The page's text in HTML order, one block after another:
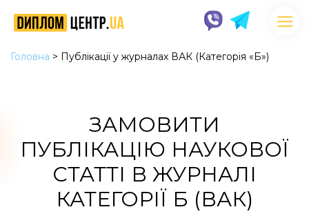
Головна > Публікації у журналах ВАК (Категорія «Б»)
ЗАМОВИТИ
ПУБЛІКАЦІЮ НАУКОВОЇ
СТАТТІ В ЖУРНАЛІ
КАТЕГОРІЇ Б (ВАК)